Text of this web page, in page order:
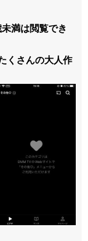
満は閲覧でき
くさんの大人作